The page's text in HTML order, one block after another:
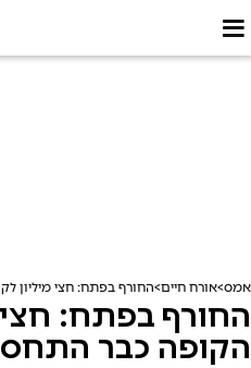
אמס אורח חיים החורף בפתח: חצי מיליון
החורף בפתח: חצי
הקופה כבר